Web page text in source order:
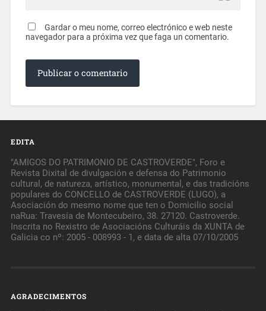
Gardar o meu nome, correo electrónico e web neste
navegador para a próxima vez que faga un comentario.
EDITA
"AMIGOS DO PATRIMONIO DE CASTROVERDE", Foro e
Revista Dixital de divulgación e defensa do Patrimonio
cultural, de natureza, artístico, monumental, e das tradicións
populares do CONCELLO de CASTROVERDE (LUGO), a
Asociación do mesmo nome que ten o Domicilio social
naRua: Travesía de Montecubeiro, 38. 27120. Castroverde.
Inscrita no Rexistro de Asociacións Culturáis da XUNTA de
Galicia co nº: 2005 - 008993 - 1, e data de alta 07/10/2005
AGRADECIMENTOS